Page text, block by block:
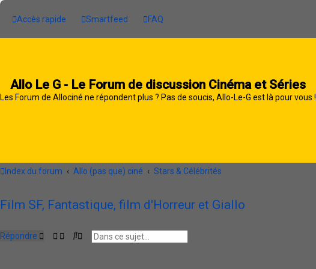
Accès rapide Smartfeed FAQ
Allo Le G - Le Forum de discussion Cinéma et Séries
Les Forum de Allociné ne répondent plus ? Pas de soucis, Allo-Le-G est là pour vous !
Index du forum Allo (pas que) ciné Stars & Célébrités
Film SF, Fantastique, film d'Horreur et Giallo
Répondre
R